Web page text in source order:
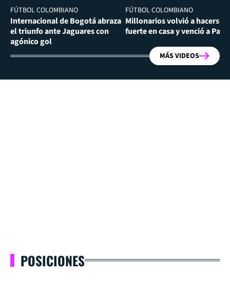
FÚTBOL COLOMBIANO
Internacional de Bogotá abraza
el triunfo ante Jaguares con
agónico gol
FÚTBOL COLOMBIANO
Millonarios volvió a hacerse
fuerte en casa y venció a
MÁS VIDEOS
POSICIONES